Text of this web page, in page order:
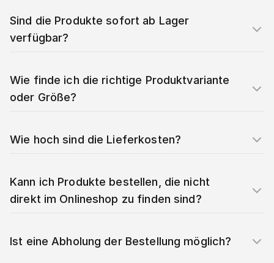
Sind die Produkte sofort ab Lager
verfügbar?
Wie finde ich die richtige Produktvariante
oder Größe?
Wie hoch sind die Lieferkosten?
Kann ich Produkte bestellen, die nicht
direkt im Onlineshop zu finden sind?
Ist eine Abholung der Bestellung möglich?